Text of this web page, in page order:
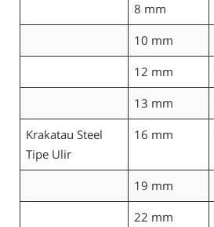
8 mm
10 mm
12 mm
13 mm
Krakatau Steel
Tipe Ulir
16 mm
19 mm
22 mm